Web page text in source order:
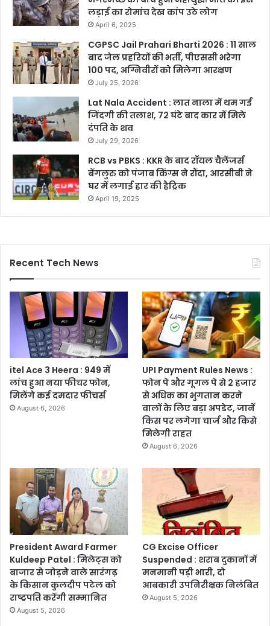
लड़ाई का रोमांच देख कांप उठे लोग
April 6, 2025
CGPSC Jail Prahari Bharti 2026 : 11 साल
बाद जेल प्रहरियों की भर्ती, पीएससी भरेगा
100 पद, अग्निवीरों को मिलेगा आरक्षण
July 25, 2026
Lat Nala Accident : लात नाला में थम गई
जिंदगी की तलाश, 72 घंटे बाद कार में मिले
दंपति के शव
July 29, 2026
RCB vs PBKS : KKR के बाद रॉयल चैलेंजर्स
बेंगलुरु को पंजाब किंग्स ने रौंदा, आरसीबी ने
घर में लगाई हार की हैट्रिक
April 19, 2025
Recent Tech News
itel Ace 3 Heera : 949 में
लांच हुआ नया फीचर फोन,
मिलेंगे कई दमदार फीचर्स
August 6, 2026
UPI Payment Rules News :
फोन पे और गूगल पे से 2 हजार
से अधिक का भुगतान करने
वालों के लिए बड़ा अपडेट, जानें
किस पर लगेगा चार्ज और किसे
मिलेगी राहत
August 6, 2026
President Award Farmer
Kuldeep Patel : मिलेट्स को
बाजार से जोड़ने वाले सारंगढ़
के किसान कुलदीप पटेल को
राष्ट्रपति करेंगी सम्मानित
August 5, 2026
CG Excise Officer
Suspended : शराब दुकानों में
मनमानी पड़ी भारी, दो
आबकारी उपनिरीक्षक निलंबित
August 5, 2026